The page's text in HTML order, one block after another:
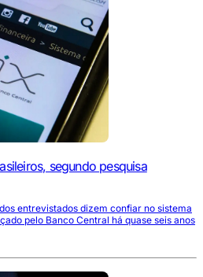
segundo pesquisa
entrevistados dizem confiar no sistema
pelo Banco Central há quase seis anos